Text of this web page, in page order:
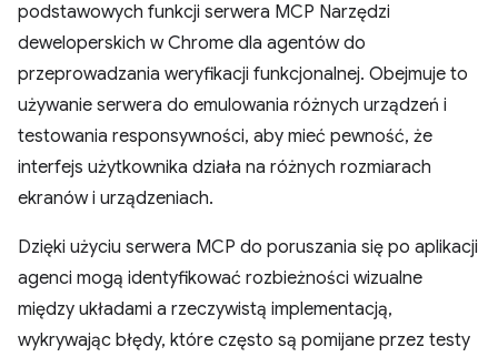
podstawowych funkcji serwera MCP Narzędzi
deweloperskich w Chrome dla agentów do
przeprowadzania weryfikacji funkcjonalnej. Obejmuje to
używanie serwera do emulowania różnych urządzeń i
testowania responsywności, aby mieć pewność, że
interfejs użytkownika działa na różnych rozmiarach
ekranów i urządzeniach.
Dzięki użyciu serwera MCP do poruszania się po aplikacji
agenci mogą identyfikować rozbieżności wizualne
między układami a rzeczywistą implementacją,
wykrywając błędy, które często są pomijane przez testy